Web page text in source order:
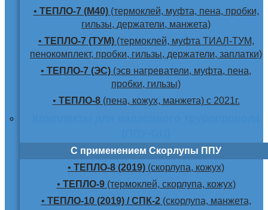
• ТЕПЛО-7 (М40)(термоклей, муфта, пена, пробки,
гильзы, держатели, манжета)
• ТЕПЛО-7 (ТУМ)(термоклей, муфта ТИАЛ-ТУМ,
пенокомплект, пробки, гильзы, держатели, заплатки)
• ТЕПЛО-7 (ЭС) (эсв нагреватели, муфта, пена,
пробки, гильзы)
• ТЕПЛО-8(пена, кожух, манжета) с 2021г.
С применением Скорлупы ППУ
• ТЕПЛО-8 (2019) (скорлупа, кожух)
• ТЕПЛО-9(термоклей, скорлупа, кожух)
• ТЕПЛО-10 (2019) / СПК-2(скорлупа, манжета,